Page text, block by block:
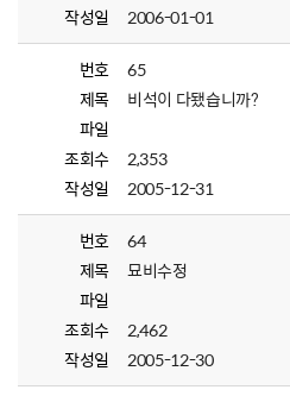
작성일
2006-01-01
번호
65
제목
비석이 다됐습니까?
파일
조회수
2,353
작성일
2005-12-31
번호
64
제목
묘비수정
파일
조회수
2,462
작성일
2005-12-30